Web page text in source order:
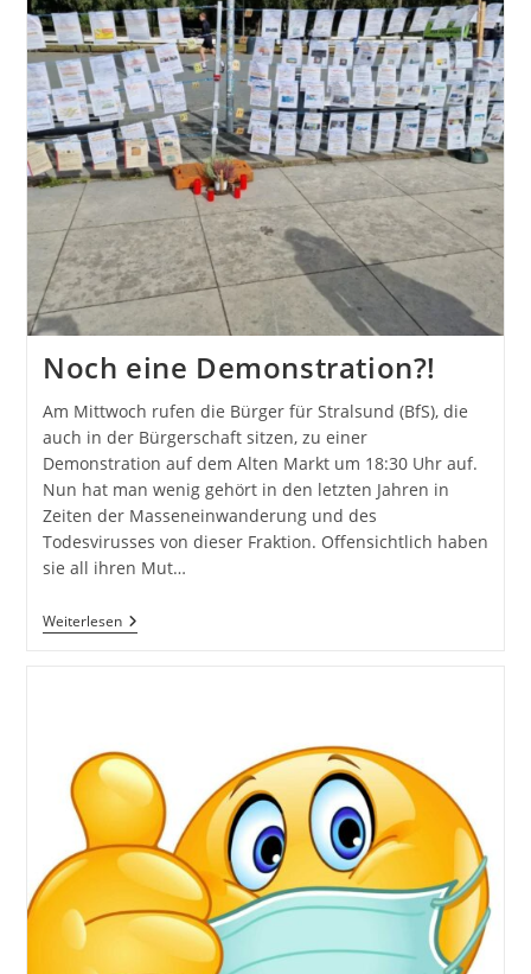
Noch eine Demonstration?!
Am Mittwoch rufen die Bürger für Stralsund (BfS), die
auch in der Bürgerschaft sitzen, zu einer
Demonstration auf dem Alten Markt um 18:30 Uhr auf.
Nun hat man wenig gehört in den letzten Jahren in
Zeiten der Masseneinwanderung und des
Todesvirusses von dieser Fraktion. Offensichtlich haben
sie all ihren Mut…
WeiterlesenNoch
Eine